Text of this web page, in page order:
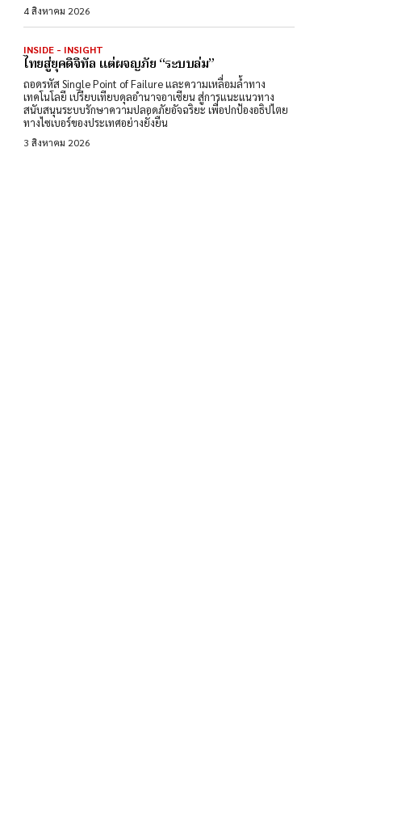
4 สิงหาคม 2026
INSIDE - INSIGHT
ไทยสู่ยุคดิจิทัล แต่ผจญภัย “ระบบล่ม”
ถอดรหัส Single Point of Failure และความเหลื่อมล้ำทาง
เทคโนโลยี เปรียบเทียบดุลอำนาจอาเซียน สู่การแนะแนวทาง
สนับสนุนระบบรักษาความปลอดภัยอัจฉริยะ เพื่อปกป้องอธิปไตย
ทางไซเบอร์ของประเทศอย่างยั่งยืน
3 สิงหาคม 2026